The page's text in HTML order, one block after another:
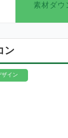
素材ダウ
ン
ザイン